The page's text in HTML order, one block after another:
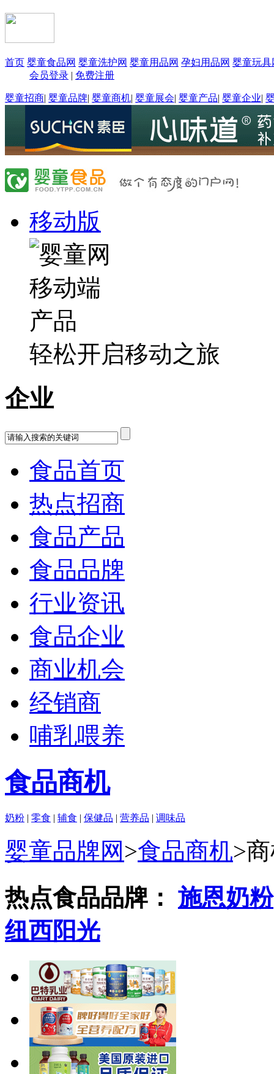
首页 婴童食品网 婴童洗护网 婴童用品网 孕妇用品网 婴童玩具
会员登录 | 免费注册
婴童招商| 婴童品牌| 婴童商机| 婴童展会| 婴童产品| 婴童企业|
移动版
轻松开启移动之旅
企业
食品首页
热点招商
食品产品
食品品牌
行业资讯
食品企业
商业机会
经销商
哺乳喂养
食品商机
奶粉 | 零食 | 辅食 | 保健品 | 营养品 | 调味品
婴童品牌网 >食品商机>
热点食品品牌： 施恩奶粉
纽西阳光